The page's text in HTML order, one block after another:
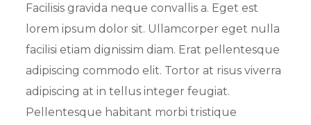
Facilisis gravida neque convallis a. Eget est
lorem ipsum dolor sit. Ullamcorper eget nulla
facilisi etiam dignissim diam. Erat pellentesque
adipiscing commodo elit. Tortor at risus viverra
adipiscing at in tellus integer feugiat.
Pellentesque habitant morbi tristique